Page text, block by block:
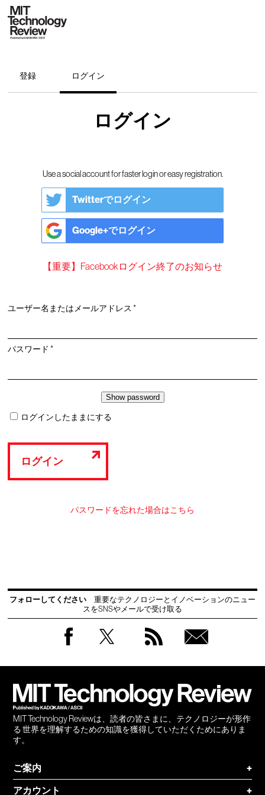
登録 ログイン
ログイン
Use a social account for faster login or easy registration.
Twitterでログイン
Google+でログイン
【重要】Facebookログイン終了のお知らせ
ユーザー名またはメールアドレス*必
パスワード*必
ログインしたままにする
ログイン
パスワードを忘れた場合はこちら
フォローしてください
重要なテクノロジーとイノベーションのニュー
スをSNSやメールで受け取る
MIT Technology Reviewは、読者の皆さまに、テクノロジーが形作
る 世界を理解するための知識を獲得していただくためにありま
す。
ご案内
+
アカウント
+